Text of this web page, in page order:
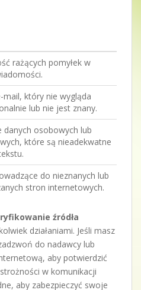
rażących pomyłek w
mail, który nie wygląda
lub nie jest znany.
danych osobowych lub
które są nieadekwatne
do nieznanych lub
stron internetowych.
źródła
działaniami. Jeśli masz
do nadawcy lub
aby potwierdzić
w komunikacji
aby zabezpieczyć swoje